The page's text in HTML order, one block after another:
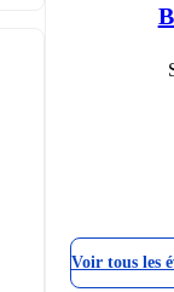
Voir tous les